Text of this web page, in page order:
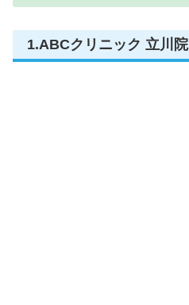
1.ABCクリニック 立川院